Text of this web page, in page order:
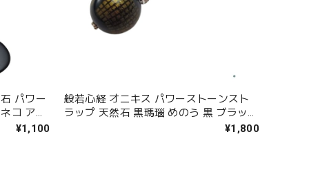
パワー
コ アク
こ 猫 お
¥1,100
般若心経 オニキス パワーストーンスト
ラップ 天然石 黒瑪瑙 めのう 黒 ブラック
シルバー 携帯ストラップ スマホ お守り
¥1,800